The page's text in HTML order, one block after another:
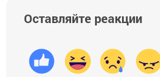
Оставляйте реакции